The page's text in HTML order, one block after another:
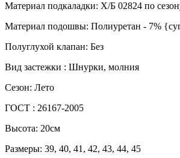
Материал подкаладки: Х/Б 02824 по
Материал подошвы: Полиуретан - 7%
Полуглухой клапан: Без
Вид застежки : Шнурки, молния
Сезон: Лето
ГОСТ : 26167-2005
Высота: 20см
Размеры: 39, 40, 41, 42, 43, 44, 45